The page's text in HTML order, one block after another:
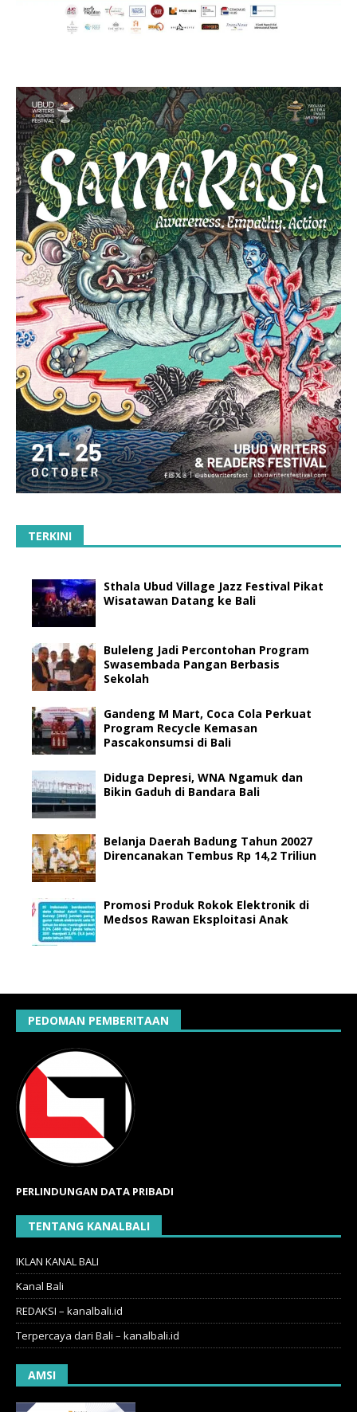
TERKINI
Sthala Ubud Village Jazz Festival Pikat
Wisatawan Datang ke Bali
Buleleng Jadi Percontohan Program
Swasembada Pangan Berbasis
Sekolah
Gandeng M Mart, Coca Cola Perkuat
Program Recycle Kemasan
Pascakonsumsi di Bali
Diduga Depresi, WNA Ngamuk dan
Bikin Gaduh di Bandara Bali
Belanja Daerah Badung Tahun 20027
Direncanakan Tembus Rp 14,2 Triliun
Promosi Produk Rokok Elektronik di
Medsos Rawan Eksploitasi Anak
PEDOMAN PEMBERITAAN
PERLINDUNGAN DATA PRIBADI
TENTANG KANALBALI
IKLAN KANAL BALI
Kanal Bali
REDAKSI – kanalbali.id
Terpercaya dari Bali – kanalbali.id
AMSI